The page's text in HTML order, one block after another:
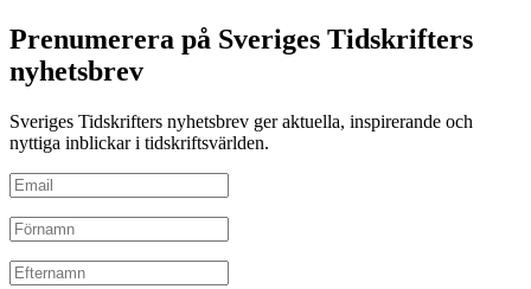
Prenumerera på Sveriges Tidskrifters
nyhetsbrev
Sveriges Tidskrifters nyhetsbrev ger aktuella, inspirerande och
nyttiga inblickar i tidskriftsvärlden.